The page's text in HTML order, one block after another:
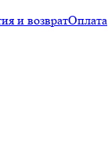
и возвратОплата